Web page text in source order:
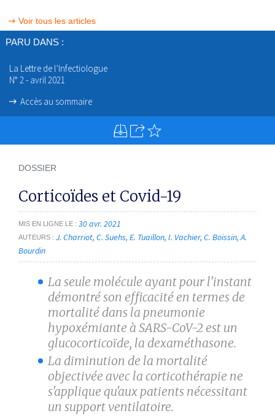
Voir tous les articles
PARU DANS :
La Lettre de l’Infectiologue
N° 2 - avril 2021
Accès au sommaire
DOSSIER
Corticoïdes et Covid-19
MIS EN LIGNE LE 30 avr. 2021
AUTEURS J. Charriot C. Suehs E. Tuaillon I. Vachier C. Boissin A.
Bourdin
La seule molécule ayant pour l'instant
démontré son efficacité en termes de
mortalité dans la pneumonie
hypoxémiante à SARS-CoV-2 est un
glucocorticoïde, la dexaméthasone.
La diminution de la mortalité
objectivée avec la corticothérapie ne
s'applique qu'aux patients nécessitant
un support ventilatoire.